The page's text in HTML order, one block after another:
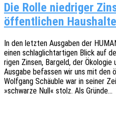
Die Rolle niedriger
öffentlichen
In den letz­ten Ausga­ben der
einen schlag­licht­ar­ti­gen Blick auf
ri­gen Zinsen, Bargeld, der
Ausga­be befas­sen wir uns mit den
Wolf­gang Schäub­le war in seiner
»schwar­ze Null« stolz. Als Gründe…